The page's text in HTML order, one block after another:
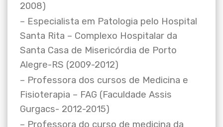
2008)
– Especialista em Patologia pelo Hospital
Santa Rita – Complexo Hospitalar da
Santa Casa de Misericórdia de Porto
Alegre-RS (2009-2012)
– Professora dos cursos de Medicina e
Fisioterapia – FAG (Faculdade Assis
Gurgacs- 2012-2015)
– Professora do curso de medicina da